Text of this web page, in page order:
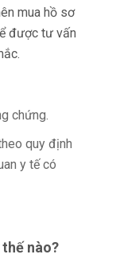
mua hồ sơ
được tư vấn
chứng.
quy định
y tế có
nào?